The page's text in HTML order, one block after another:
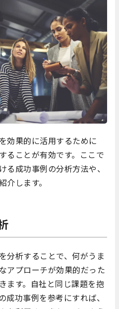
効果的に活用するために
ることが有効です。ここで
る成功事例の分析方法や、
します。
分析することで、何がうま
アプローチが効果的だった
ます。自社と同じ課題を抱
成功事例を参考にすれば、